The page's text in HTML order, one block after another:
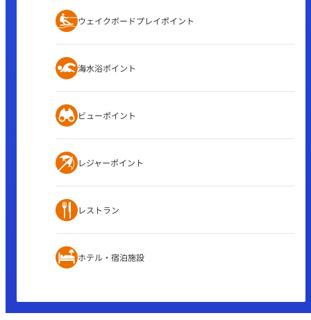
ウェイクボードプレイポイント
海水浴ポイント
ビューポイント
レジャーポイント
レストラン
ホテル・宿泊施設